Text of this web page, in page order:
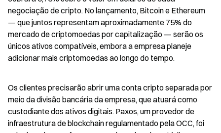
negociação de cripto. No lançamento, Bitcoin e Ethereum
— que juntos representam aproximadamente 75% do
mercado de criptomoedas por capitalização — serão os
únicos ativos compatíveis, embora a empresa planeje
adicionar mais criptomoedas ao longo do tempo.
Os clientes precisarão abrir uma conta cripto separada por
meio da divisão bancária da empresa, que atuará como
custodiante dos ativos digitais. Paxos, um provedor de
infraestrutura de blockchain regulamentado pela OCC, foi